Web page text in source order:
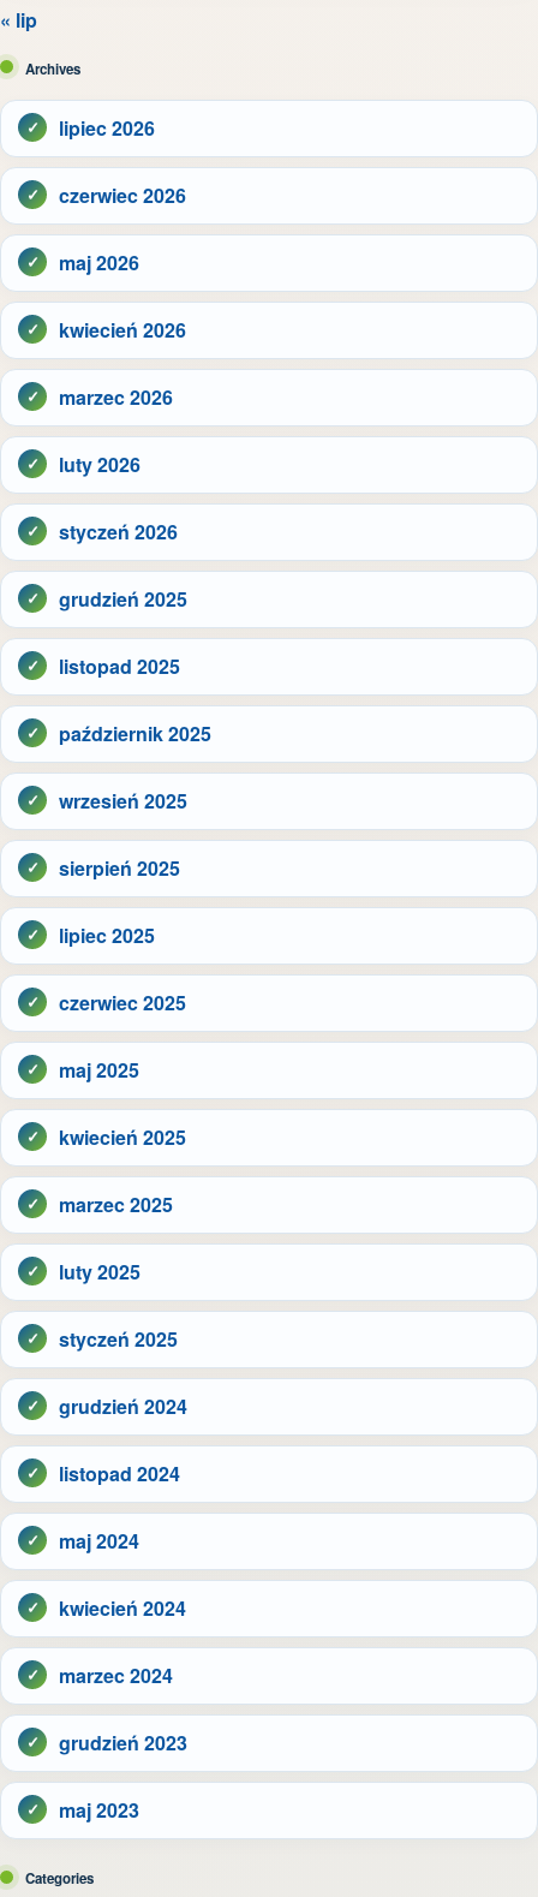
« lip
Archives
lipiec 2026
czerwiec 2026
maj 2026
kwiecień 2026
marzec 2026
luty 2026
styczeń 2026
grudzień 2025
listopad 2025
październik 2025
wrzesień 2025
sierpień 2025
lipiec 2025
czerwiec 2025
maj 2025
kwiecień 2025
marzec 2025
luty 2025
styczeń 2025
grudzień 2024
listopad 2024
maj 2024
kwiecień 2024
marzec 2024
grudzień 2023
maj 2023
Categories